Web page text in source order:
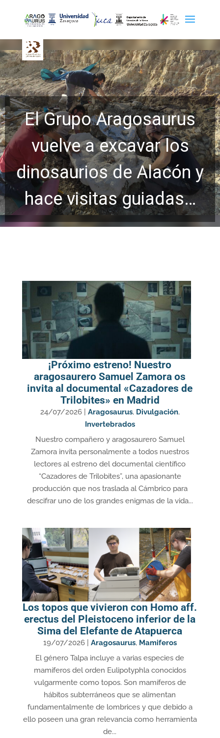
El Grupo Aragosaurus
vuelve a excavar los
dinosaurios de Alacón y
hace visitas guiadas…
¡Próximo estreno! Nuestro
aragosaurero Samuel Zamora os
invita al documental «Cazadores de
Trilobites» en Madrid
24/07/2026| Aragosaurus, Divulgación,
Invertebrados
Nuestro compañero y aragosaurero Samuel
Zamora invita personalmente a todos nuestros
lectores al estreno del documental científico
“Cazadores de Trilobites”, una apasionante
producción que nos traslada al Cámbrico para
descifrar uno de los grandes enigmas de la vida...
Los topos que vivieron con Homo aff.
erectus del Pleistoceno inferior de la
Sima del Elefante de Atapuerca
19/07/2026| Aragosaurus, Mamiferos
El género Talpa incluye a varias especies de
mamíferos del orden Eulipotyphla conocidos
vulgarmente como topos. Son mamíferos de
hábitos subterráneos que se alimentan
fundamentalmente de lombrices y que debido a
ello poseen una gran relevancia como herramienta
de...